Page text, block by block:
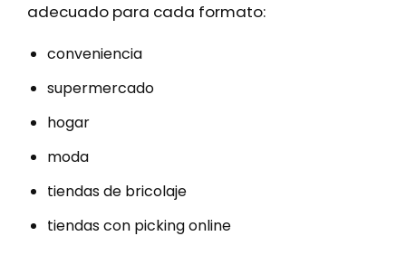
adecuado para cada formato:
conveniencia
supermercado
hogar
moda
tiendas de bricolaje
tiendas con picking online